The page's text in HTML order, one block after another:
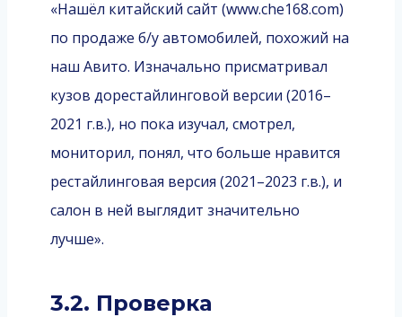
«Нашёл китайский сайт (www.che168.com)
по продаже б/у автомобилей, похожий на
наш Авито. Изначально присматривал
кузов дорестайлинговой версии (2016–
2021 г.в.), но пока изучал, смотрел,
мониторил, понял, что больше нравится
рестайлинговая версия (2021–2023 г.в.), и
салон в ней выглядит значительно
лучше».
3.2. Проверка